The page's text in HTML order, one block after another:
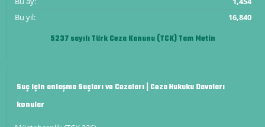
Bu yıl:
16,840
5237 sayılı Türk Ceza Kanunu (TCK) Tam Metin
Suç için anlaşma Suçları ve Cezaları | Ceza Hukuku Davaları
konular